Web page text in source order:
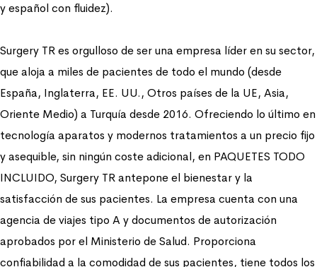
y español con fluidez).
Surgery TR es orgulloso de ser una empresa líder en su sector,
que aloja a miles de pacientes de todo el mundo (desde
España, Inglaterra, EE. UU., Otros países de la UE, Asia,
Oriente Medio) a Turquía desde 2016. Ofreciendo lo último en
tecnología aparatos y modernos tratamientos a un precio fijo
y asequible, sin ningún coste adicional, en PAQUETES TODO
INCLUIDO, Surgery TR antepone el bienestar y la
satisfacción de sus pacientes. La empresa cuenta con una
agencia de viajes tipo A y documentos de autorización
aprobados por el Ministerio de Salud. Proporciona
confiabilidad a la comodidad de sus pacientes, tiene todos los